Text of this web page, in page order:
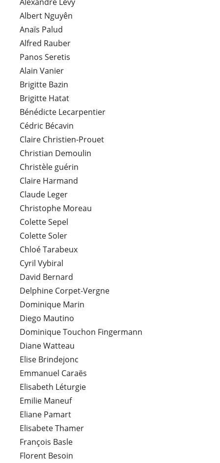
Albert Nguyên
Anaïs Palud
Alfred Rauber
Panos Seretis
Alain Vanier
Brigitte Bazin
Brigitte Hatat
Bénédicte Lecarpentier
Cédric Bécavin
Claire Christien-Prouet
Christian Demoulin
Christèle guérin
Claire Harmand
Claude Leger
Christophe Moreau
Colette Sepel
Colette Soler
Chloé Tarabeux
Cyril Vybiral
David Bernard
Delphine Corpet-Vergne
Dominique Marin
Diego Mautino
Dominique Touchon Fingermann
Diane Watteau
Elise Brindejonc
Emmanuel Caraës
Elisabeth Léturgie
Emilie Maneuf
Eliane Pamart
Elisabete Thamer
François Basle
Florent Besoin